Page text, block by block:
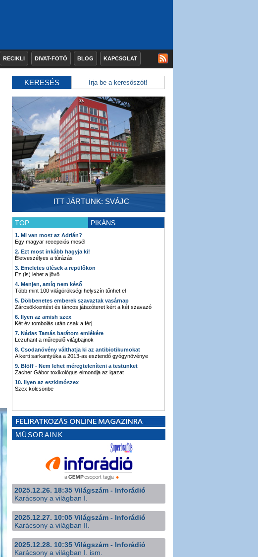
RECIKLI DIVAT-FOTÓ BLOG KAPCSOLAT
KERESÉS
ITT JÁRTUNK: SVÁJC
TOP PIKÁNS
1. Mi van most az Adrián?
Egy magyar recepciós mesél
2. Ezt most inkább hagyja ki!
Életveszélyes a túrázás
3. Emeletes ülések a repülőkön
Ez (is) lehet a jövő
4. Menjen, amíg nem késő
Több mint 100 világörökségi helyszín tűnhet el
5. Döbbenetes emberek szavaztak vasárnap
Zárcsökkentést és táncos játszóteret kért a két szavazó
6. Ilyen az amish szex
Két év tombolás után csak a férj
7. Nádas Tamás barátom emlékére
Lezuhant a műrepülő világbajnok
8. Csodanövény válthatja ki az antibiotikumokat
A kerti sarkantyúka a 2013-as esztendő gyógynövénye
9. Blöff - Nem lehet méregteleníteni a testünket
Zacher Gábor toxikológus elmondja az igazat
10. Ilyen az eszkimószex
Szex kölcsönbe
MŰSORAINK
2025.12.26. 18:35 Világszám - Inforádió
Karácsony a világban I.
2025.12.27. 10:05 Világszám - Inforádió
Karácsony a világban II.
2025.12.28. 10:35 Világszám - Inforádió
Karácsony a világban I. ism.